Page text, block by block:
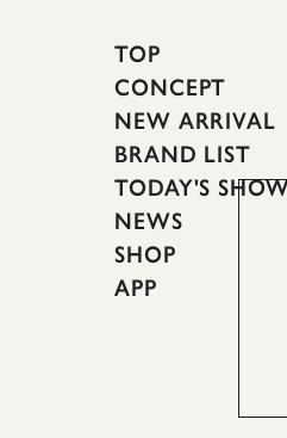
TOP
CONCEPT
NEW ARRIVAL
BRAND LIST
TODAY'S
NEWS
SHOP
APP